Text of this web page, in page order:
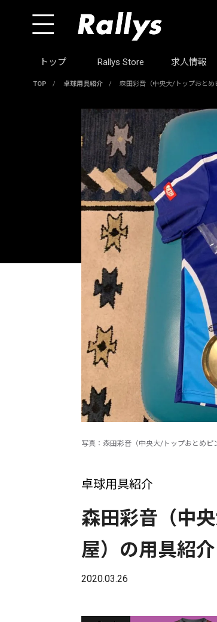
トップ Rallys Store 求人情報
TOP / 卓球用具紹介 / 森田彩音（中央大/トップおと
写真：森田彩音（中央大/トップおとめ
卓球用具紹介
森田彩音（中
屋）の用具紹
2020.03.26